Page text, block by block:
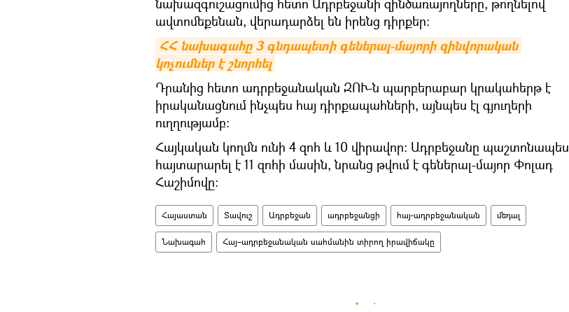
նախազգուշացումից հետո Ադրբեջանի զինծառայողները, թողնելով
ավտոմեքենան, վերադարձել են իրենց դիրքեր:
ՀՀ նախագահը 3 գնդապետի գեներալ-մայորի զինվորական
կոչումներ է շնորհել
Դրանից հետո ադրբեջանական ԶՈՒ-ն պարբերաբար կրակահերթ է
իրականացնում ինչպես հայ դիրքապահների, այնպես էլ գյուղերի
ուղղությամբ։
Հայկական կողմն ունի 4 զոհ և 10 վիրավոր։ Ադրբեջանը պաշտոնապես
հայտարարել է 11 զոհի մասին, նրանց թվում է գեներալ-մայոր Փոլադ
Հաշիմովը։
Հայաստան Տավուշ Ադրբեջան ադրբեջանցի հայ-ադրբեջանական մեդալ
Նախագահ Հայ–ադրբեջանական սահմանին տիրող իրավիճակը